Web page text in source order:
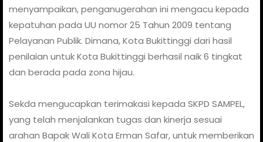
menyampaikan, penganugerahan ini mengacu kepada
kepatuhan pada UU nomor 25 Tahun 2009 tentang
Pelayanan Publik. Dimana, Kota Bukittinggi dari hasil
penilaian untuk Kota Bukittinggi berhasil naik 6 tingkat
dan berada pada zona hijau.
Sekda mengucapkan terimakasi kepada SKPD SAMPEL,
yang telah menjalankan tugas dan kinerja sesuai
arahan Bapak Wali Kota Erman Safar, untuk memberikan